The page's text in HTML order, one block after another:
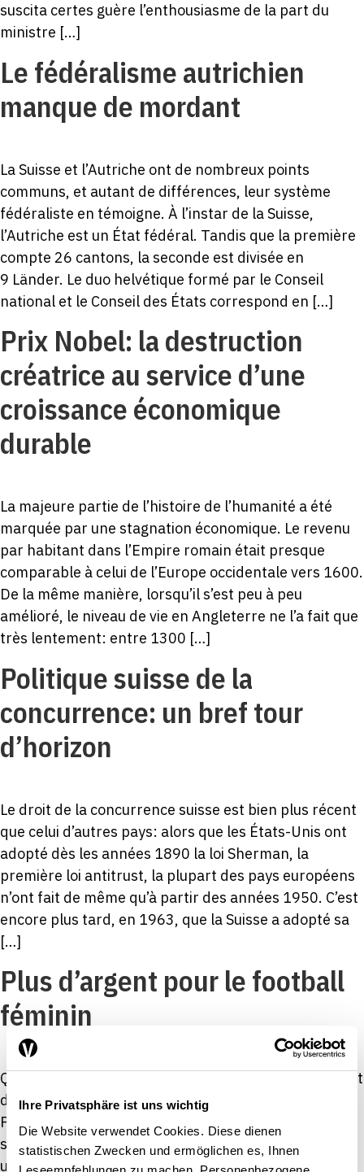
Ihre Privatsphäre ist uns wichtig
Die Website verwendet Cookies. Diese dienen
statistischen Zwecken und ermöglichen es, Ihnen
suscita certes guère l’enthousiasme de la part du
ministre […]
Le fédéralisme autrichien
manque de mordant
La Suisse et l’Autriche ont de nombreux points
communs, et autant de différences, leur système
fédéraliste en témoigne. À l’instar de la Suisse,
l’Autriche est un État fédéral. Tandis que la première
compte 26 cantons, la seconde est divisée en
9 Länder. Le duo helvétique formé par le Conseil
national et le Conseil des États correspond en […]
Prix Nobel: la destruction
créatrice au service d’une
croissance économique
durable
La majeure partie de l’histoire de l’humanité a été
marquée par une stagnation économique. Le revenu
par habitant dans l’Empire romain était presque
comparable à celui de l’Europe occidentale vers 1600.
De la même manière, lorsqu’il s’est peu à peu
amélioré, le niveau de vie en Angleterre ne l’a fait que
très lentement: entre 1300 […]
Politique suisse de la
concurrence: un bref tour
d’horizon
Le droit de la concurrence suisse est bien plus récent
que celui d’autres pays: alors que les États-Unis ont
adopté dès les années 1890 la loi Sherman, la
première loi antitrust, la plupart des pays européens
n’ont fait de même qu’à partir des années 1950. C’est
encore plus tard, en 1963, que la Suisse a adopté sa
[…]
Plus d’argent pour le football
féminin
Quand on parle du football féminin, on établit souvent
des comparaisons avec son pendant masculin.
Pourtant, on ne peut pas mettre les deux disciplines
sur le même plan. Il est clair qu’il existe entre elles
une énorme différence, mais qui s’observe aussi au